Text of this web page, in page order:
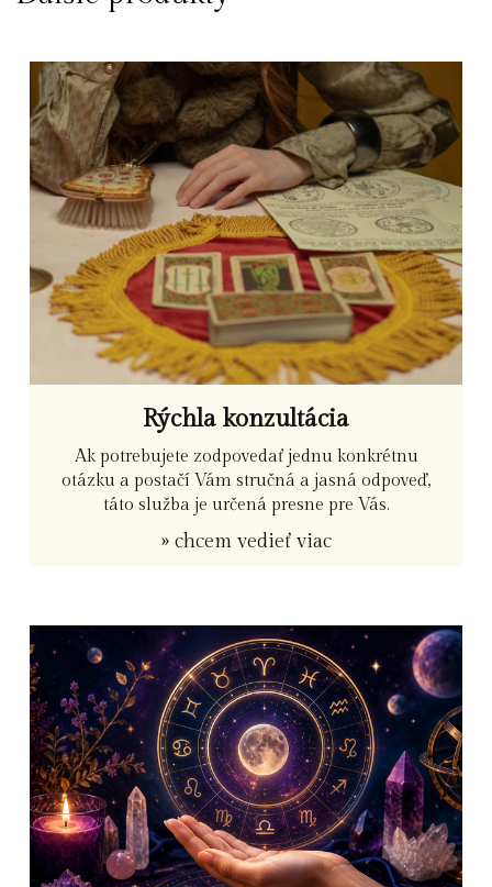
Rýchla konzultácia
Ak potrebujete zodpovedať jednu konkrétnu
otázku a postačí Vám stručná a jasná odpoveď,
táto služba je určená presne pre Vás.
» chcem vedieť viac